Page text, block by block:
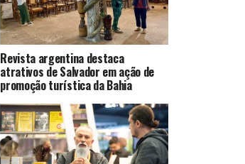
Revista argentina destaca
atrativos de Salvador em ação de
promoção turística da Bahia